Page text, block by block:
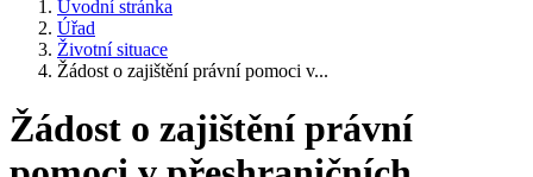
Úvodní stránka
Úřad
Životní situace
Žádost o zajištění právní pomoci v...
Žádost o zajištění právní